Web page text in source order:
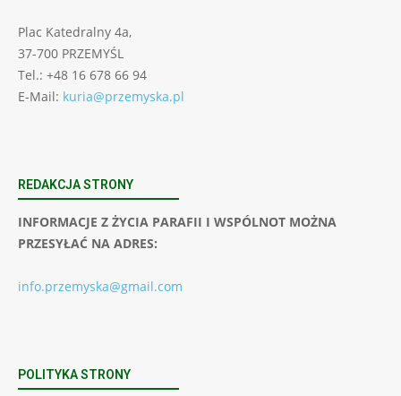
Plac Katedralny 4a,
37-700 PRZEMYŚL
Tel.: +48 16 678 66 94
E-Mail: kuria@przemyska.pl
REDAKCJA STRONY
INFORMACJE Z ŻYCIA PARAFII I WSPÓLNOT MOŻNA
PRZESYŁAĆ NA ADRES:
info.przemyska@gmail.com
POLITYKA STRONY